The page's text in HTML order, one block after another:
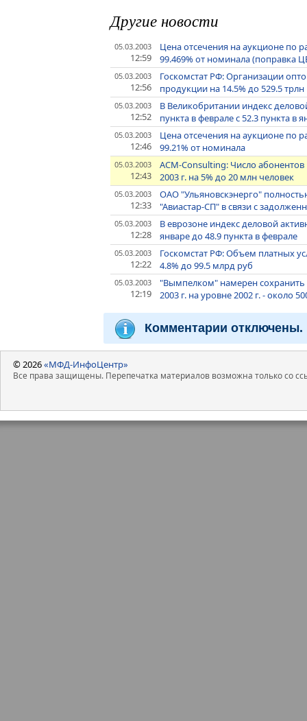
Другие новости
05.03.2003
12:59
Цена отсечения на аукционе по
99.469% от номинала (поправка
05.03.2003
12:56
Госкомстат РФ: Организации
продукции на 14.5% до 529.5
05.03.2003
12:52
В Великобритании индекс
пункта в феврале с 52.3 пункта в
05.03.2003
12:46
Цена отсечения на аукционе по
99.21% от номинала
05.03.2003
12:43
ACM-Consulting: Число
2003 г. на 5% до 20 млн человек
05.03.2003
12:33
ОАО "Ульяновскэнерго"
"Авиастар-СП" в связи с
05.03.2003
12:28
В еврозоне индекс деловой
январе до 48.9 пункта в феврале
05.03.2003
12:22
Госкомстат РФ: Объем платных
4.8% до 99.5 млрд руб
05.03.2003
12:19
"Вымпелком" намерен сохранить
2003 г. на уровне 2002 г. - около
Комментарии отключены.
© 2026«МФД-ИнфоЦентр»
Все права защищены. Перепечатка материалов возможна только со